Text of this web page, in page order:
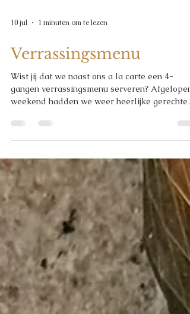
10 jul 1 minuten om te lezen
Verrassingsmenu
Wist jij dat we naast ons a la carte een 4-
weekend hadden we weer heerlijke gerechten
bij ons 4-gangen verrassingsmenu. Onder
een bedje van krokant gebakken Parmezaanse
kaas! 🥂🇮🇹 Ook dit weekend serveren we
een nieuw 4-gangen menu naast ons a la carte.
Onze binnentuin is open, maar de airco staat
ook aan in ons restaurant. ❄️ A presto, Team
Gigi. 💚🤍❤️ #dagigi #italiaanseten #pi